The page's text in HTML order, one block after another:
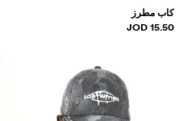
كاب مطرز
15.50 JOD